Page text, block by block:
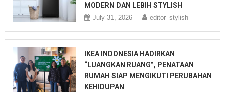
MODERN DAN LEBIH STYLISH
July 31, 2026 editor_stylish
IKEA INDONESIA HADIRKAN
“LUANGKAN RUANG”, PENATAAN
RUMAH SIAP MENGIKUTI PERUBAHAN
KEHIDUPAN